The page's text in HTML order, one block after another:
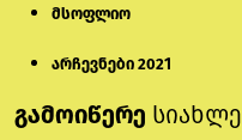
მსოფლიო
არჩევნები 2021
გამოიწერე სიახლე